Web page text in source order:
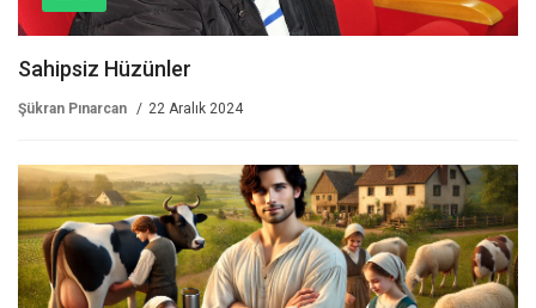
Sahipsiz Hüzünler
Şükran Pınarcan 22 Aralık 2024